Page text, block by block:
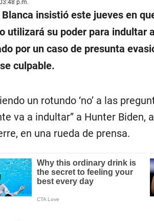
p.m.
Blanca insistió este jueves en
utilizará su poder para indultar
por un caso de presunta
culpable.
un rotundo ‘no’ a las
va a indultar” a Hunter Biden,
en una rueda de prensa.